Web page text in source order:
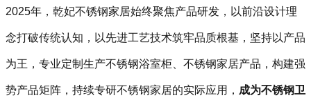
2025年，乾妃不锈钢家居始终聚焦产品研发，以前沿设计理
念打破传统认知，以先进工艺技术筑牢品质根基，坚持以产品
为王，专业定制生产不锈钢浴室柜、不锈钢家居产品，构建强
势产品矩阵，持续专研不锈钢家居的实际应用， 成为不锈钢卫